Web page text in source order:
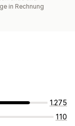
in Rechnung
1.275
110